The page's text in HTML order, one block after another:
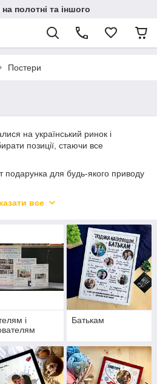
полотні та іншого
Постери
на український ринок і
позиції, стаючи все
подарунка для будь-якого приводу
полотні (натуральне полотно,
г щільність, пластикова рама під
з наявності, ціни
мінімальною кількістю
+50 грн до ціни.
за Вашим прикладом або
100-150 грн залежно від
після передоплати 50%
все
і
Батькам